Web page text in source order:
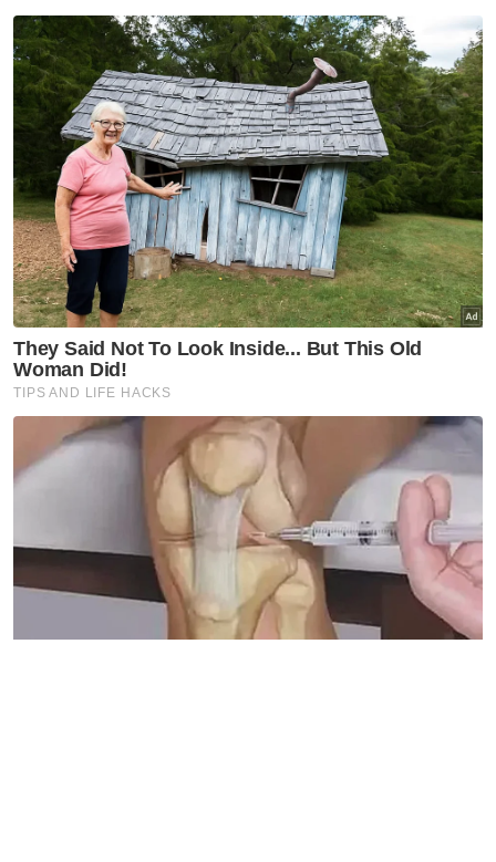
Adakah sistem yang gagal?